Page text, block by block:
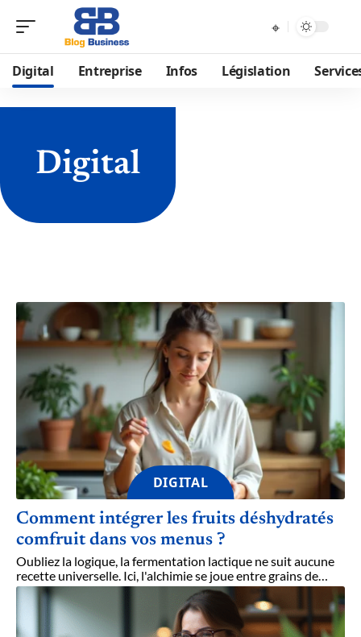
Digital Entreprise Infos Législation
Digital
DIGITAL
Comment intégrer les fruits déshydratés
comfruit dans vos menus ?
Oubliez la logique, la fermentation lactique ne suit aucune
recette universelle. Ici, l'alchimie se joue entre grains de